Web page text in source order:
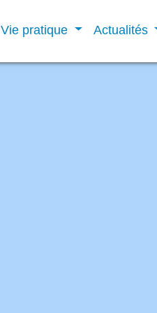
Vie pratique Actualités